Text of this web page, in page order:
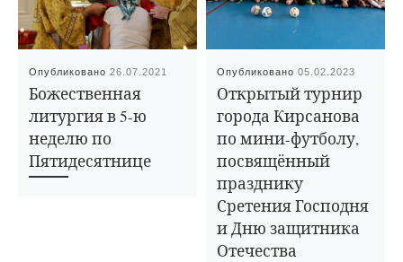
Опубликовано26.07.2021
Божественная
литургия в 5-ю
неделю по
Пятидесятнице
Опубликовано05.02.2023
Открытый турнир
города Кирсанова
по мини-футболу,
посвящённый
празднику
Сретения Господня
и Дню защитника
Отечества